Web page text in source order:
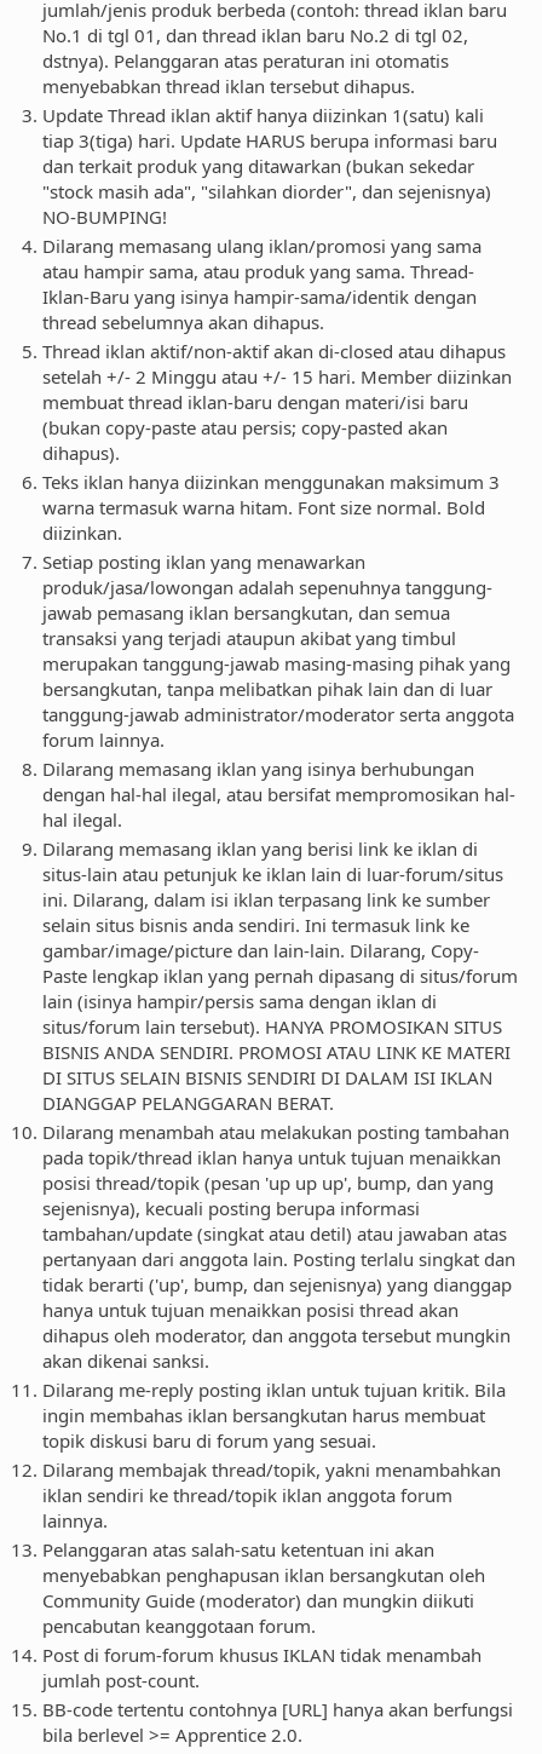
jumlah/jenis produk berbeda (contoh: thread iklan baru
No.1 di tgl 01, dan thread iklan baru No.2 di tgl 02,
dstnya). Pelanggaran atas peraturan ini otomatis
menyebabkan thread iklan tersebut dihapus.
Update Thread iklan aktif hanya diizinkan 1(satu) kali
tiap 3(tiga) hari. Update HARUS berupa informasi baru
dan terkait produk yang ditawarkan (bukan sekedar
"stock masih ada", "silahkan diorder", dan sejenisnya)
NO-BUMPING!
Dilarang memasang ulang iklan/promosi yang sama
atau hampir sama, atau produk yang sama. Thread-
Iklan-Baru yang isinya hampir-sama/identik dengan
thread sebelumnya akan dihapus.
Thread iklan aktif/non-aktif akan di-closed atau dihapus
setelah +/- 2 Minggu atau +/- 15 hari. Member diizinkan
membuat thread iklan-baru dengan materi/isi baru
(bukan copy-paste atau persis; copy-pasted akan
dihapus).
Teks iklan hanya diizinkan menggunakan maksimum 3
warna termasuk warna hitam. Font size normal. Bold
diizinkan.
Setiap posting iklan yang menawarkan
produk/jasa/lowongan adalah sepenuhnya tanggung-
jawab pemasang iklan bersangkutan, dan semua
transaksi yang terjadi ataupun akibat yang timbul
merupakan tanggung-jawab masing-masing pihak yang
bersangkutan, tanpa melibatkan pihak lain dan di luar
tanggung-jawab administrator/moderator serta anggota
forum lainnya.
Dilarang memasang iklan yang isinya berhubungan
dengan hal-hal ilegal, atau bersifat mempromosikan hal-
hal ilegal.
Dilarang memasang iklan yang berisi link ke iklan di
situs-lain atau petunjuk ke iklan lain di luar-forum/situs
ini. Dilarang, dalam isi iklan terpasang link ke sumber
selain situs bisnis anda sendiri. Ini termasuk link ke
gambar/image/picture dan lain-lain. Dilarang, Copy-
Paste lengkap iklan yang pernah dipasang di situs/forum
lain (isinya hampir/persis sama dengan iklan di
situs/forum lain tersebut). HANYA PROMOSIKAN SITUS
BISNIS ANDA SENDIRI. PROMOSI ATAU LINK KE MATERI
DI SITUS SELAIN BISNIS SENDIRI DI DALAM ISI IKLAN
DIANGGAP PELANGGARAN BERAT.
Dilarang menambah atau melakukan posting tambahan
pada topik/thread iklan hanya untuk tujuan menaikkan
posisi thread/topik (pesan 'up up up', bump, dan yang
sejenisnya), kecuali posting berupa informasi
tambahan/update (singkat atau detil) atau jawaban atas
pertanyaan dari anggota lain. Posting terlalu singkat dan
tidak berarti ('up', bump, dan sejenisnya) yang dianggap
hanya untuk tujuan menaikkan posisi thread akan
dihapus oleh moderator, dan anggota tersebut mungkin
akan dikenai sanksi.
Dilarang me-reply posting iklan untuk tujuan kritik. Bila
ingin membahas iklan bersangkutan harus membuat
topik diskusi baru di forum yang sesuai.
Dilarang membajak thread/topik, yakni menambahkan
iklan sendiri ke thread/topik iklan anggota forum
lainnya.
Pelanggaran atas salah-satu ketentuan ini akan
menyebabkan penghapusan iklan bersangkutan oleh
Community Guide (moderator) dan mungkin diikuti
pencabutan keanggotaan forum.
Post di forum-forum khusus IKLAN tidak menambah
jumlah post-count.
BB-code tertentu contohnya [URL] hanya akan berfungsi
bila berlevel >= Apprentice 2.0.